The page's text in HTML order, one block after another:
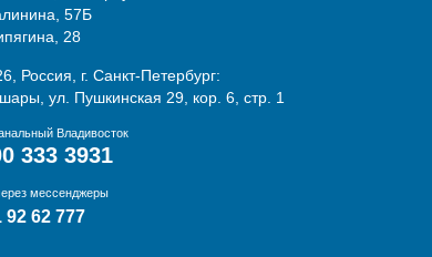
57Б
28
Россия, г. Санкт-Петербург:
ул. Пушкинская 29, кор. 6, стр. 1
Владивосток
333 3931
мессенджеры
92 62 777